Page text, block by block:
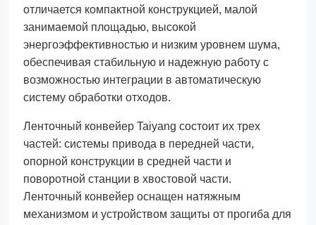
отличается компактной конструкцией, малой
занимаемой площадью, высокой
энергоэффективностью и низким уровнем шума,
обеспечивая стабильную и надежную работу с
возможностью интеграции в автоматическую
систему обработки отходов.
Ленточный конвейер Taiyang состоит их трех
частей: системы привода в передней части,
опорной конструкции в средней части и
поворотной станции в хвостовой части.
Ленточный конвейер оснащен натяжным
механизмом и устройством защиты от прогиба для